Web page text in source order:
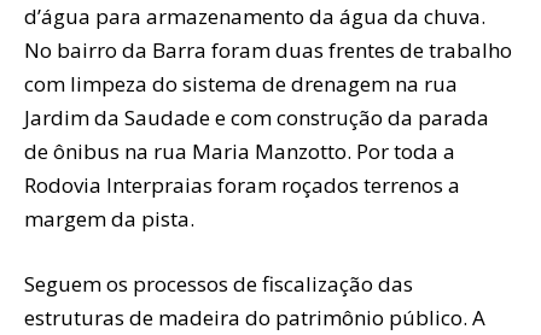
d’água para armazenamento da água da chuva.
No bairro da Barra foram duas frentes de trabalho
com limpeza do sistema de drenagem na rua
Jardim da Saudade e com construção da parada
de ônibus na rua Maria Manzotto. Por toda a
Rodovia Interpraias foram roçados terrenos a
margem da pista.
Seguem os processos de fiscalização das
estruturas de madeira do patrimônio público. A